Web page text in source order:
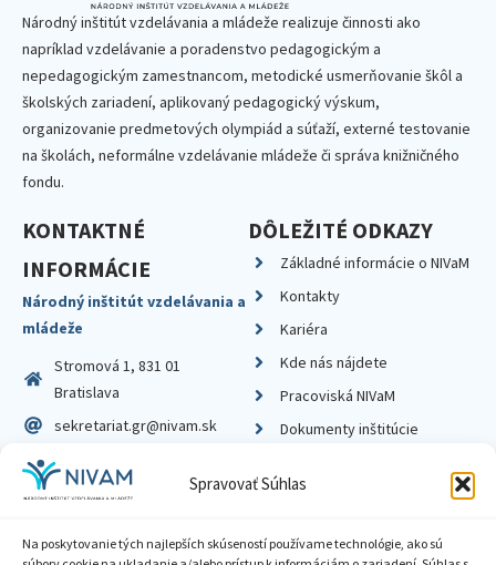
Spravovať Súhlas
Na poskytovanie tých najlepších skúseností používame technológie, ako sú
Národný inštitút vzdelávania a mládeže realizuje činnosti ako
napríklad vzdelávanie a poradenstvo pedagogickým a
nepedagogickým zamestnancom, metodické usmerňovanie škôl a
školských zariadení, aplikovaný pedagogický výskum,
organizovanie predmetových olympiád a súťaží, externé testovanie
na školách, neformálne vzdelávanie mládeže či správa knižničného
fondu.
KONTAKTNÉ
INFORMÁCIE
Národný inštitút vzdelávania a
mládeže
Stromová 1, 831 01
Bratislava
sekretariat.gr@nivam.sk
IČO: 00164348
DIČ: 2020798714
DÔLEŽITÉ ODKAZY
Základné informácie o NIVaM
Kontakty
Kariéra
Kde nás nájdete
Pracoviská NIVaM
Dokumenty inštitúcie